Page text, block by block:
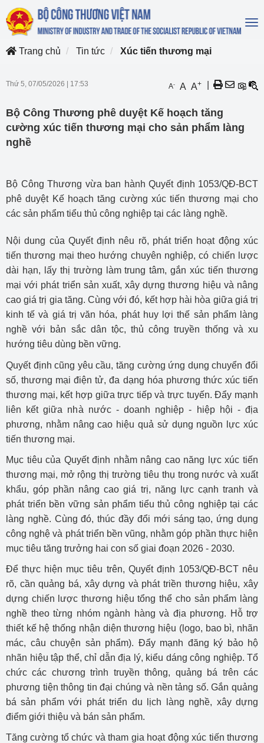
Trang chủ
Tin tức Xúc tiến thương mại
Thứ 5, 07/05/2026 17:53 A- A A+
Bộ Công Thương phê duyệt Kế hoạch tăng
cường xúc tiến thương mại cho sản phẩm làng
nghề
Bộ Công Thương vừa ban hành Quyết định 1053/QĐ-BCT
phê duyệt Kế hoạch tăng cường xúc tiến thương mại cho
các sản phẩm tiểu thủ công nghiệp tại các làng nghề.
Nội dung của Quyết định nêu rõ, phát triển hoạt động xúc
tiến thương mại theo hướng chuyên nghiệp, có chiến lược
dài hạn, lấy thị trường làm trung tâm, gắn xúc tiến thương
mại với phát triển sản xuất, xây dựng thương hiệu và nâng
cao giá trị gia tăng. Cùng với đó, kết hợp hài hòa giữa giá trị
kinh tế và giá trị văn hóa, phát huy lợi thế sản phẩm làng
nghề với bản sắc dân tộc, thủ công truyền thống và xu
hướng tiêu dùng bền vững.
Quyết định cũng yêu cầu, tăng cường ứng dụng chuyển đổi
số, thương mại điện tử, đa dạng hóa phương thức xúc tiến
thương mại, kết hợp giữa trực tiếp và trực tuyến. Đẩy mạnh
liên kết giữa nhà nước - doanh nghiệp - hiệp hội - địa
phương, nhằm nâng cao hiệu quả sử dụng nguồn lực xúc
tiến thương mại.
Mục tiêu của Quyết định nhằm nâng cao năng lực xúc tiến
thương mại, mở rộng thị trường tiêu thụ trong nước và xuất
khẩu, góp phần nâng cao giá trị, năng lực cạnh tranh và
phát triển bền vững sản phẩm tiểu thủ công nghiệp tại các
làng nghề. Cùng đó, thúc đầy đổi mới sáng tạo, ứng dụng
công nghệ và phát triển bền vũng, nhằm góp phần thực hiện
mục tiêu tăng trưởng hai con số giai đoạn 2026 - 2030.
Để thực hiện mục tiêu trên, Quyết định 1053/QĐ-BCT nêu
rõ, cần quảng bá, xây dựng và phát triền thương hiệu, xây
dựng chiến lược thương hiệu tổng thể cho sản phẩm làng
nghề theo từng nhóm ngành hàng và địa phương. Hỗ trợ
thiết kế hệ thống nhận diện thương hiệu (logo, bao bì, nhãn
mác, câu chuyện sản phẩm). Đẩy mạnh đăng ký bảo hộ
nhãn hiệu tập thể, chỉ dẫn địa lý, kiểu dáng công nghiệp. Tổ
chức các chương trình truyền thông, quảng bá trên các
phương tiện thông tin đại chúng và nền tảng số. Gắn quảng
bá sản phẩm với phát triển du lịch làng nghề, xây dựng
điểm giới thiệu và bán sản phẩm.
Tăng cường tổ chức và tham gia hoạt động xúc tiến thương